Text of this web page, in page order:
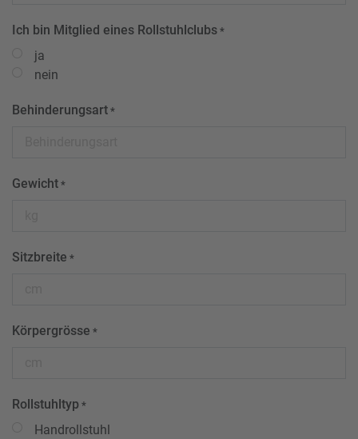
Ich bin Mitglied eines Rollstuhlclubs *
ja
nein
Behinderungsart *
Gewicht *
Sitzbreite *
Körpergrösse *
Rollstuhltyp *
Handrollstuhl